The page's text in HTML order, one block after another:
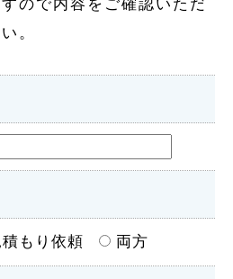
ので内容をご確認いただ
。
積もり依頼 両方